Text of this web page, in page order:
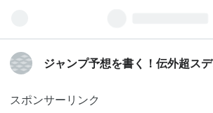
ジャンプ予想を書く！伝外超スデ
スポンサーリンク